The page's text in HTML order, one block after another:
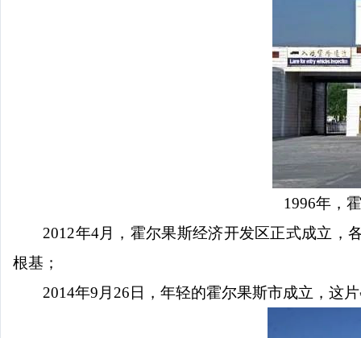
1996年，
2012年4月，霍尔果斯经济开发区正式成立，
根基；
2014年9月26日，年轻的霍尔果斯市成立，这